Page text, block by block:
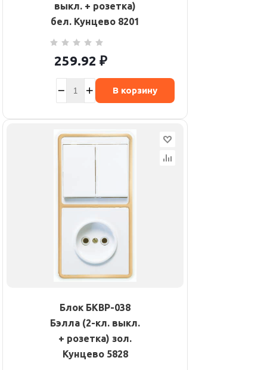
выкл. + розетка)
бел. Кунцево 8201
259.92 ₽
В корзину
Блок БКВР-038
Бэлла (2-кл. выкл.
+ розетка) зол.
Кунцево 5828